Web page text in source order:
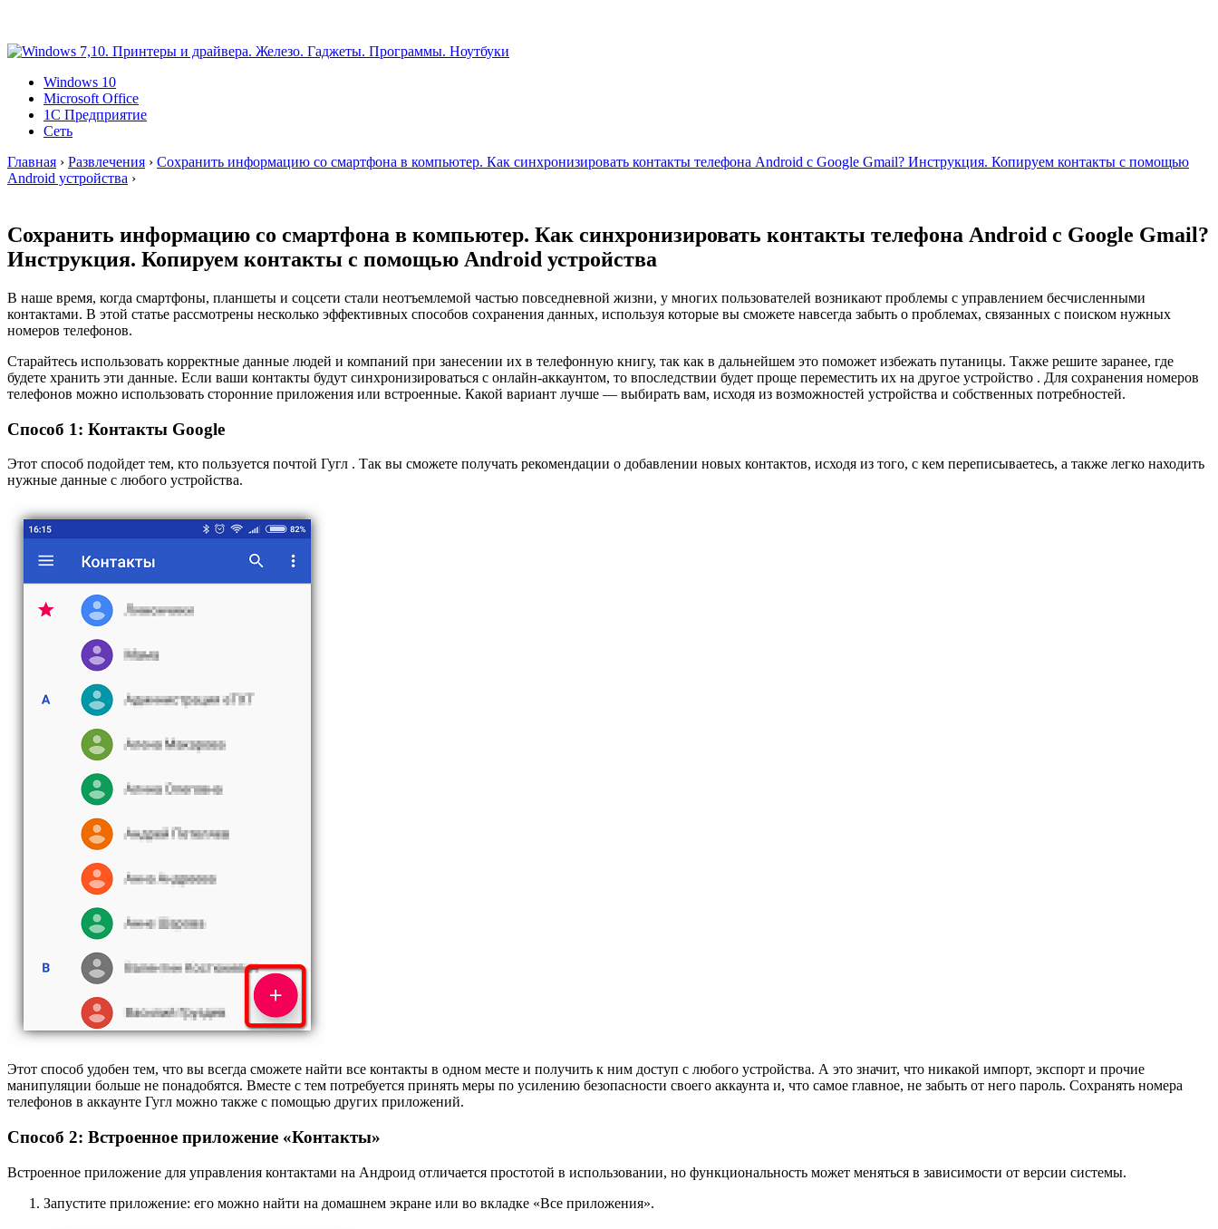
Windows 10
Microsoft Office
1C Предприятие
Сеть
Главная › Развлечения › Сохранить информацию со смартфона в компьютер. Как синхронизировать контакты телефона Android с Google Gmail? Инструкция. Копируем контакты с помощью
Android устройства ›
Сохранить информацию со смартфона в компьютер. Как синхронизировать контакты телефона Android с Google Gmail?
Инструкция. Копируем контакты с помощью Android устройства
В наше время, когда смартфоны, планшеты и соцсети стали неотъемлемой частью повседневной жизни, у многих пользователей возникают проблемы с управлением бесчисленными
контактами. В этой статье рассмотрены несколько эффективных способов сохранения данных, используя которые вы сможете навсегда забыть о проблемах, связанных с поиском нужных
номеров телефонов.
Старайтесь использовать корректные данные людей и компаний при занесении их в телефонную книгу, так как в дальнейшем это поможет избежать путаницы. Также решите заранее, где
будете хранить эти данные. Если ваши контакты будут синхронизироваться с онлайн-аккаунтом, то впоследствии будет проще переместить их на другое устройство . Для сохранения номеров
телефонов можно использовать сторонние приложения или встроенные. Какой вариант лучше — выбирать вам, исходя из возможностей устройства и собственных потребностей.
Способ 1: Контакты Google
Этот способ подойдет тем, кто пользуется почтой Гугл . Так вы сможете получать рекомендации о добавлении новых контактов, исходя из того, с кем переписываетесь, а также легко находить
нужные данные с любого устройства.
Этот способ удобен тем, что вы всегда сможете найти все контакты в одном месте и получить к ним доступ с любого устройства. А это значит, что никакой импорт, экспорт и прочие
манипуляции больше не понадобятся. Вместе с тем потребуется принять меры по усилению безопасности своего аккаунта и, что самое главное, не забыть от него пароль. Сохранять номера
телефонов в аккаунте Гугл можно также с помощью других приложений.
Способ 2: Встроенное приложение «Контакты»
Встроенное приложение для управления контактами на Андроид отличается простотой в использовании, но функциональность может меняться в зависимости от версии системы.
Запустите приложение: его можно найти на домашнем экране или во вкладке «Все приложения».